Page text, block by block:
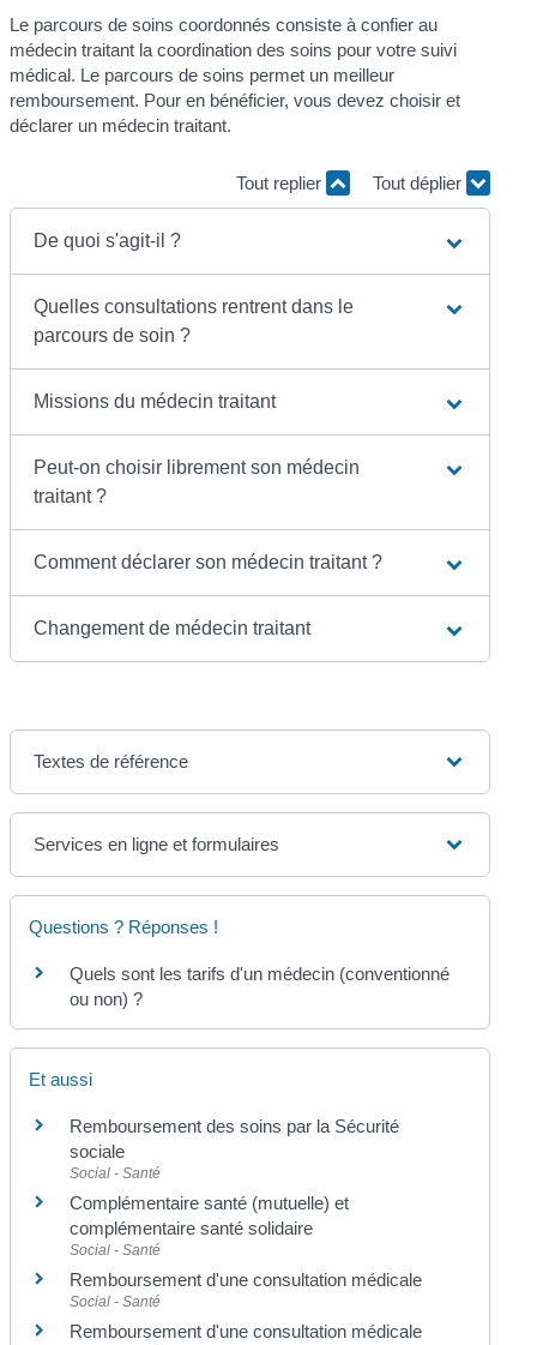
Le parcours de soins coordonnés consiste à confier au
médecin traitant la coordination des soins pour votre suivi
médical. Le parcours de soins permet un meilleur
remboursement. Pour en bénéficier, vous devez choisir et
déclarer un médecin traitant.
Tout replier Tout déplier
De quoi s'agit-il ?
Quelles consultations rentrent dans le
parcours de soin ?
Missions du médecin traitant
Peut-on choisir librement son médecin
traitant ?
Comment déclarer son médecin traitant ?
Changement de médecin traitant
Textes de référence
Services en ligne et formulaires
Questions ? Réponses !
Quels sont les tarifs d'un médecin (conventionné
ou non) ?
Et aussi
Remboursement des soins par la Sécurité
sociale
Social - Santé
Complémentaire santé (mutuelle) et
complémentaire santé solidaire
Social - Santé
Remboursement d'une consultation médicale
Social - Santé
Remboursement d'une consultation médicale